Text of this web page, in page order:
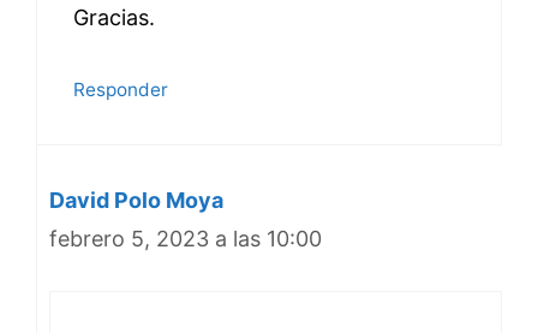
Gracias.
Responder
David Polo Moya
febrero 5, 2023 a las 10:00